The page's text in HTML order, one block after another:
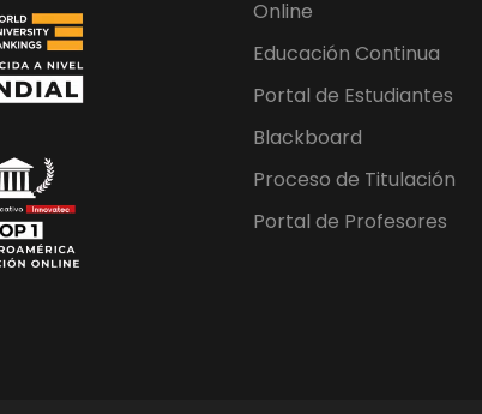
Online
Educación Continua
Portal de Estudiantes
Blackboard
Proceso de Titulación
Portal de Profesores